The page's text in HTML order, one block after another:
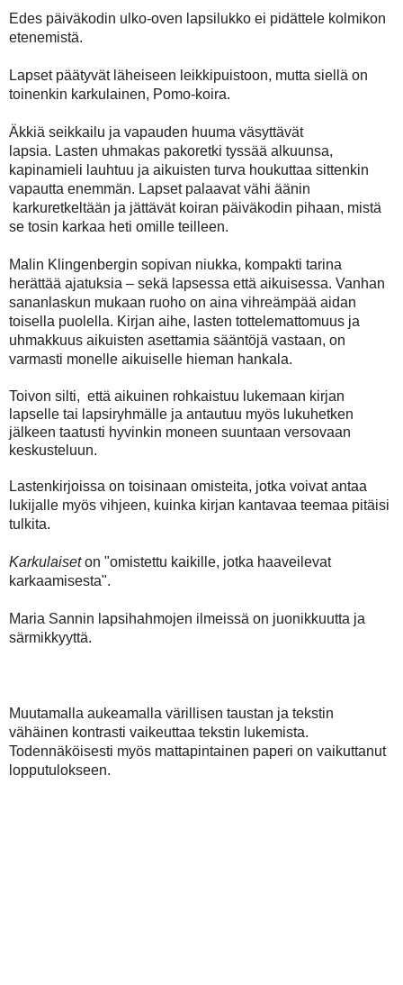
Edes päiväkodin ulko-oven lapsilukko ei pidättele kolmikon
etenemistä.
Lapset päätyvät läheiseen leikkipuistoon, mutta siellä on
toinenkin karkulainen, Pomo-koira.
Äkkiä seikkailu ja vapauden huuma väsyttävät
lapsia. Lasten uhmakas pakoretki tyssää alkuunsa,
kapinamieli lauhtuu ja aikuisten turva houkuttaa sittenkin
vapautta enemmän. Lapset palaavat vähi äänin
karkuretkeltään ja jättävät koiran päiväkodin pihaan, mistä
se tosin karkaa heti omille teilleen.
Malin Klingenbergin sopivan niukka, kompakti tarina
herättää ajatuksia – sekä lapsessa että aikuisessa. Vanhan
sananlaskun mukaan ruoho on aina vihreämpää aidan
toisella puolella. Kirjan aihe, lasten tottelemattomuus ja
uhmakkuus aikuisten asettamia sääntöjä vastaan, on
varmasti monelle aikuiselle hieman hankala.
Toivon silti, että aikuinen rohkaistuu lukemaan kirjan
lapselle tai lapsiryhmälle ja antautuu myös lukuhetken
jälkeen taatusti hyvinkin moneen suuntaan versovaan
keskusteluun.
Lastenkirjoissa on toisinaan omisteita, jotka voivat antaa
lukijalle myös vihjeen, kuinka kirjan kantavaa teemaa pitäisi
tulkita.
Karkulaiseton "omistettu kaikille, jotka haaveilevat
karkaamisesta".
Maria Sannin lapsihahmojen ilmeissä on juonikkuutta ja
särmikkyyttä.
Muutamalla aukeamalla värillisen taustan ja tekstin
vähäinen kontrasti vaikeuttaa tekstin lukemista.
Todennäköisesti myös mattapintainen paperi on vaikuttanut
lopputulokseen.